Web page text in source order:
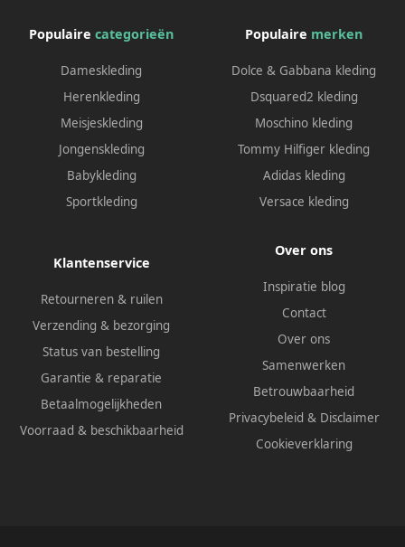
Populaire categorieën
Dameskleding
Herenkleding
Meisjeskleding
Jongenskleding
Babykleding
Sportkleding
Populaire merken
Dolce & Gabbana kleding
Dsquared2 kleding
Moschino kleding
Tommy Hilfiger kleding
Adidas kleding
Versace kleding
Klantenservice
Retourneren & ruilen
Verzending & bezorging
Status van bestelling
Garantie & reparatie
Betaalmogelijkheden
Voorraad & beschikbaarheid
Over ons
Inspiratie blog
Contact
Over ons
Samenwerken
Betrouwbaarheid
Privacybeleid & Disclaimer
Cookieverklaring